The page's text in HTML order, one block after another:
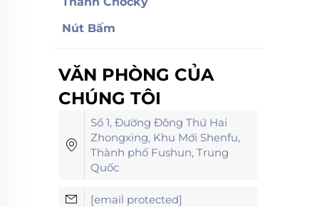
Nút Bấm
VĂN PHÒNG CỦA
CHÚNG TÔI
Số 1, Đường Đông Thứ Hai
Zhongxing, Khu Mới Shenfu,
Thành phố Fushun, Trung
Quốc
[email protected]